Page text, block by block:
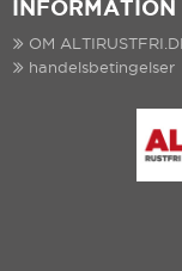
INFORMATION
OM
handelsbetingelser